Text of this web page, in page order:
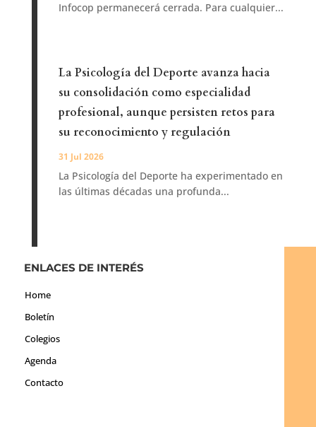
Infocop permanecerá cerrada. Para cualquier...
La Psicología del Deporte avanza hacia
su consolidación como especialidad
profesional, aunque persisten retos para
su reconocimiento y regulación
31 Jul 2026
La Psicología del Deporte ha experimentado en
las últimas décadas una profunda...
ENLACES DE INTERÉS
Home
Boletín
Colegios
Agenda
Contacto